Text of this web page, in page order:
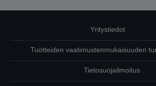
Yritystiedot
Tuotteiden vaatimustenmukaisuuden
Tietosuojailmoitus